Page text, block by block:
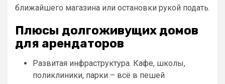
ближайшего магазина или остановки рукой подать.
Плюсы долгоживущих домов
для арендаторов
Развитая инфраструктура. Кафе, школы,
поликлиники, парки – всё в пешей